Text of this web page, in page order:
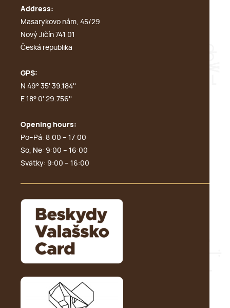
Address:
Masarykovo nám, 45/29
Nový Jičín 741 01
Česká republika
GPS:
N 49° 35' 39.184''
E 18° 0' 29.756''
Opening hours:
Po–Pá: 8:00 – 17:00
So, Ne: 9:00 – 16:00
Svátky: 9:00 – 16:00